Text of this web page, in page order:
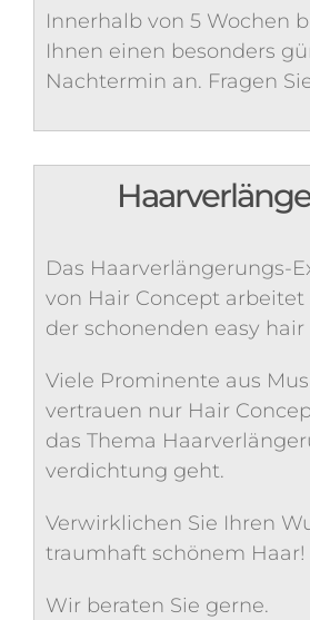
Innerhalb von 5 Wochen
Ihnen einen besonders
Nachtermin an. Fragen
Das Haarverlängerungs-
von Hair Concept arbeitet
der schonenden easy
Viele Prominente aus
vertrauen nur Hair
das Thema
verdichtung geht.
Verwirklichen Sie Ihren
traumhaft schönem Haar!
Wir beraten Sie gerne.